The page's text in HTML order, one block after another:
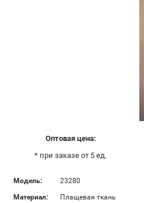
Оптовая цена:
* при заказе от 5 ед.
Модель:
23280
Материал:
Плащевая ткань